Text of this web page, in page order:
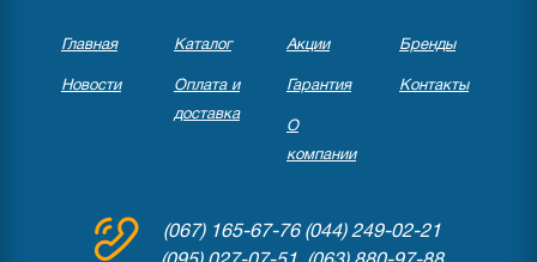
Главная Каталог Акции Бренды
Новости
Оплата и
доставка
Гарантия Контакты
О
компании
(067) 165-67-76(044) 249-02-21